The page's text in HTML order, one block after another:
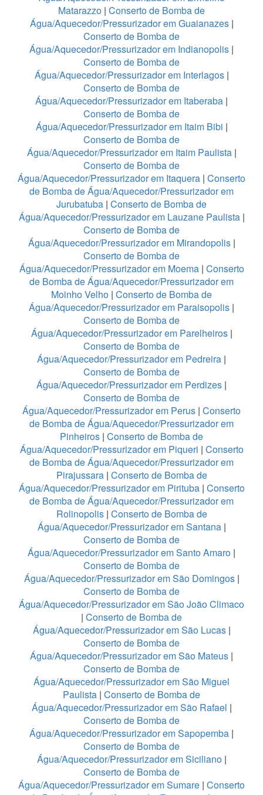
Matarazzo | Conserto de Bomba de
Água/Aquecedor/Pressurizador em Guaianazes|
Conserto de Bomba de
Água/Aquecedor/Pressurizador em Indianopolis |
Conserto de Bomba de
Água/Aquecedor/Pressurizador em Interlagos|
Conserto de Bomba de
Água/Aquecedor/Pressurizador em Itaberaba |
Conserto de Bomba de
Água/Aquecedor/Pressurizador em Itaim Bibi |
Conserto de Bomba de
Água/Aquecedor/Pressurizador em Itaim Paulista |
Conserto de Bomba de
Água/Aquecedor/Pressurizador em Itaquera | Conserto
de Bomba de Água/Aquecedor/Pressurizador em
Jurubatuba | Conserto de Bomba de
Água/Aquecedor/Pressurizador em Lauzane Paulista |
Conserto de Bomba de
Água/Aquecedor/Pressurizador em Mirandopolis|
Conserto de Bomba de
Água/Aquecedor/Pressurizador em Moema| Conserto
de Bomba de Água/Aquecedor/Pressurizador em
Moinho Velho | Conserto de Bomba de
Água/Aquecedor/Pressurizador em Paraisopolis |
Conserto de Bomba de
Água/Aquecedor/Pressurizador em Parelheiros|
Conserto de Bomba de
Água/Aquecedor/Pressurizador em Pedreira |
Conserto de Bomba de
Água/Aquecedor/Pressurizador em Perdizes |
Conserto de Bomba de
Água/Aquecedor/Pressurizador em Perus | Conserto
de Bomba de Água/Aquecedor/Pressurizador em
Pinheiros | Conserto de Bomba de
Água/Aquecedor/Pressurizador em Piqueri | Conserto
de Bomba de Água/Aquecedor/Pressurizador em
Pirajussara| Conserto de Bomba de
Água/Aquecedor/Pressurizador em Pirituba| Conserto
de Bomba de Água/Aquecedor/Pressurizador em
Rolinopolis| Conserto de Bomba de
Água/Aquecedor/Pressurizador em Santana|
Conserto de Bomba de
Água/Aquecedor/Pressurizador em Santo Amaro |
Conserto de Bomba de
Água/Aquecedor/Pressurizador em São Domingos|
Conserto de Bomba de
Água/Aquecedor/Pressurizador em São João Climaco
| Conserto de Bomba de
Água/Aquecedor/Pressurizador em São Lucas|
Conserto de Bomba de
Água/Aquecedor/Pressurizador em São Mateus |
Conserto de Bomba de
Água/Aquecedor/Pressurizador em São Miguel
Paulista | Conserto de Bomba de
Água/Aquecedor/Pressurizador em São Rafael |
Conserto de Bomba de
Água/Aquecedor/Pressurizador em Sapopemba |
Conserto de Bomba de
Água/Aquecedor/Pressurizador em Siciliano|
Conserto de Bomba de
Água/Aquecedor/Pressurizador em Sumare | Conserto